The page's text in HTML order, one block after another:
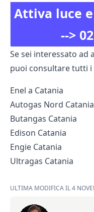
Attiva luce
-->
Se sei interessato ad
puoi consultare tutti
Enel a Catania
Autogas Nord Catania
Butangas Catania
Edison Catania
Engie Catania
Ultragas Catania
ULTIMA MODIFICA IL 4